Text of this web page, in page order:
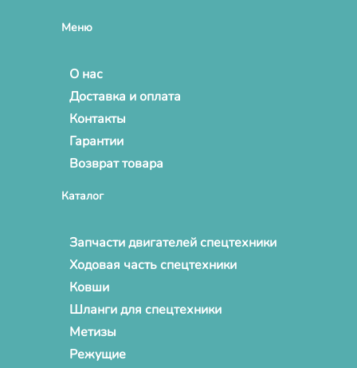
Меню
О нас
Доставка и оплата
Контакты
Гарантии
Возврат товара
Каталог
Запчасти двигателей спецтехники
Ходовая часть спецтехники
Ковши
Шланги для спецтехники
Метизы
Режущие